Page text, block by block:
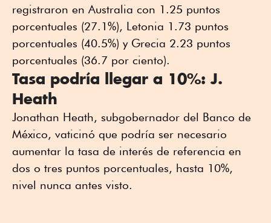
registraron en Australia con 1.25 puntos
porcentuales (27.1%), Letonia 1.73 puntos
porcentuales (40.5%) y Grecia 2.23 puntos
porcentuales (36.7 por ciento).
Tasa podría llegar a 10%: J.
Heath
Jonathan Heath, subgobernador del Banco de
México, vaticinó que podría ser necesario
aumentar la tasa de interés de referencia en
dos o tres puntos porcentuales, hasta 10%,
nivel nunca antes visto.